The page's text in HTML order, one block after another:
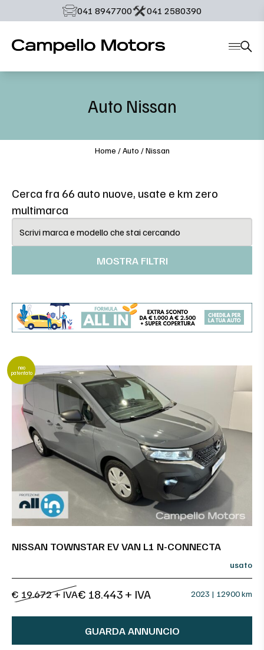
‭041 8947700‬ ‭041 2580390‬
Auto Nissan
Home /Auto /Nissan
Cerca fra 66 auto nuove, usate e km zero
multimarca
MOSTRA FILTRI
NISSAN TOWNSTAR EV VAN L1 N-CONNECTA
usato
€ 19.672 + IVA€ 18.443 + IVA 2023 | 12900 km
GUARDA ANNUNCIO
neo
patentato